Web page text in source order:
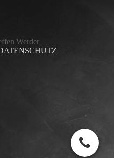
Werder